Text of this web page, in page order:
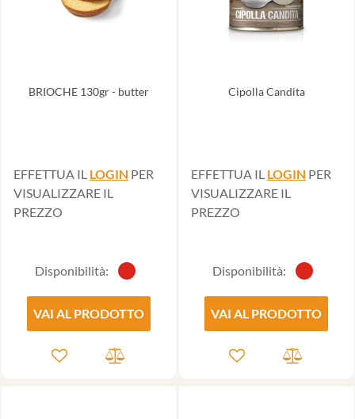
BRIOCHE 130gr - butter
EFFETTUA IL LOGIN PER
VISUALIZZARE IL
PREZZO
Disponibilità:
VAI AL PRODOTTO
Cipolla Candita
EFFETTUA IL LOGIN PER
VISUALIZZARE IL
PREZZO
Disponibilità:
VAI AL PRODOTTO